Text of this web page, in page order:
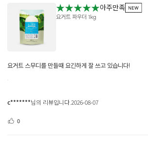
★★★★★아주만족
요거트 파우더 1kg
요거트 스무디를 만들때 요긴하게 잘 쓰고 있습니다!
c*******님의 리뷰입니다.2026-08-07
0